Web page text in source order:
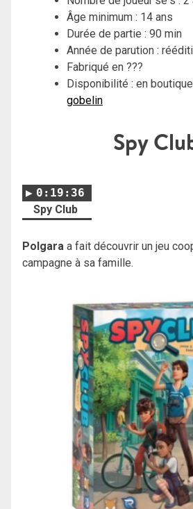
Âge minimum : 14 ans
Durée de partie : 90 min
Année de parution :
Fabriqué en ???
Disponibilité : en
gobelin
Spy
0:19:36
Spy Club
Polgara a fait découvrir un jeu
campagne à sa famille.